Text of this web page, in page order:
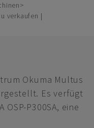
verkaufen |
Okuma Multus
Es verfügt
P300SA, eine